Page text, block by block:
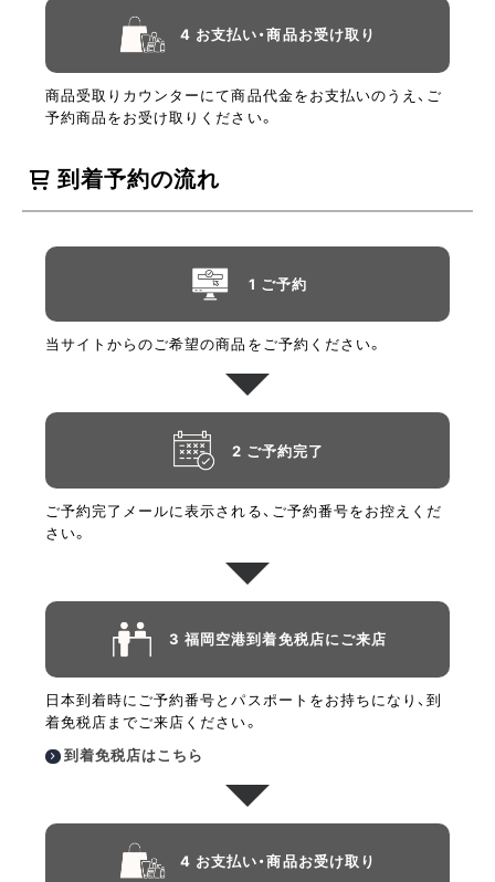
4 お支払い・商品お受け取り
商品受取りカウンターにて商品代金をお支払いのうえ、ご
予約商品をお受け取りください。
到着予約の流れ
1 ご予約
当サイトからのご希望の商品をご予約ください。
2 ご予約完了
ご予約完了メールに表示される、ご予約番号をお控えくだ
さい。
3 福岡空港到着免税店にご来店
日本到着時にご予約番号とパスポートをお持ちになり、到
着免税店までご来店ください。
到着免税店はこちら
4 お支払い・商品お受け取り